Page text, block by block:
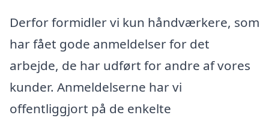
Derfor formidler vi kun håndværkere, som
har fået gode anmeldelser for det
arbejde, de har udført for andre af vores
kunder. Anmeldelserne har vi
offentliggjort på de enkelte